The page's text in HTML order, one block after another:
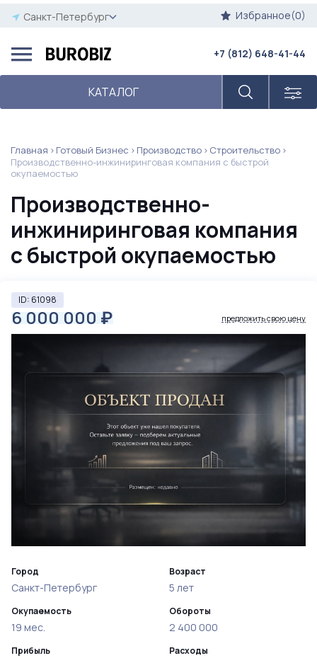
Санкт-Петербург Избранное(0)
КАТАЛОГ
+7 (812) 648-41-44
Главная Готовый Бизнес Производство
Строительство
Производственно-инжиниринговая компания с быстрой
окупаемостью
Производственно-
инжиниринговая компания
с быстрой окупаемостью
ID: 61098
6 000 000 ₽ предложить свою цену
Город
Санкт-Петербург
Окупаемость
19 мес.
Прибыль
Возраст
5 лет
Обороты
2 400 000
Расходы